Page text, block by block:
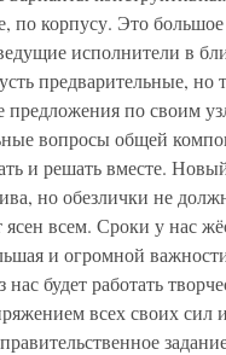
по корпусу. Это
исполнители в
предварительные, но
предложения по своим
вопросы общей
и решать вместе.
но обезлички не
ясен всем. Сроки у нас
и огромной
будет работать
всех своих сил